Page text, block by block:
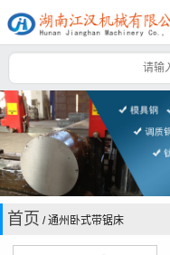
首页 / 通州卧式带锯床